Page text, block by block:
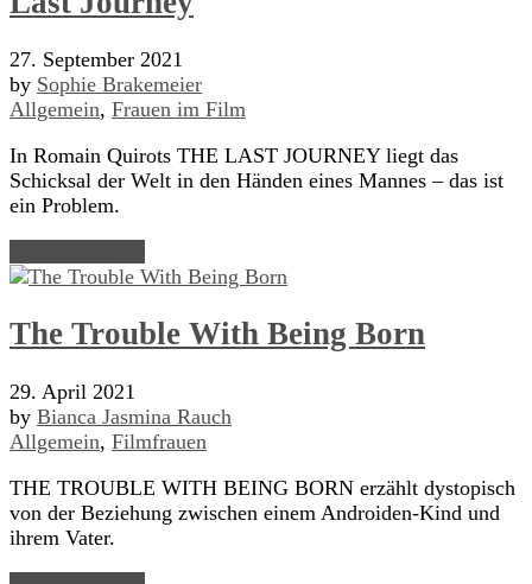
27. September 2021
by Sophie Brakemeier
Allgemein, Frauen im Film
In Romain Quirots THE LAST JOURNEY liegt das
Schicksal der Welt in den Händen eines Mannes – das ist
ein Problem.
The Trouble With Being Born
29. April 2021
by Bianca Jasmina Rauch
Allgemein, Filmfrauen
THE TROUBLE WITH BEING BORN erzählt dystopisch
von der Beziehung zwischen einem Androiden-Kind und
ihrem Vater.